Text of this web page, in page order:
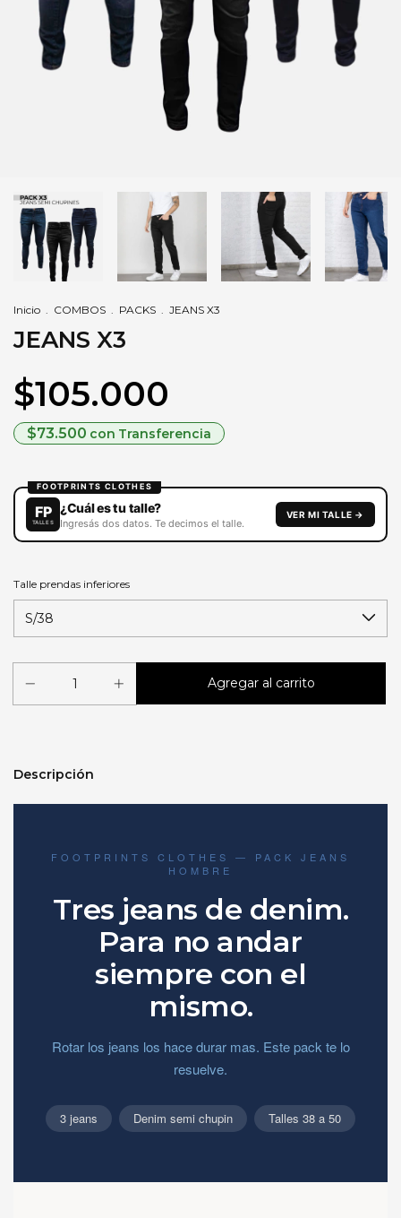
Inicio . COMBOS . PACKS . JEANS X3
JEANS X3
$105.000
$73.500 con Transferencia
Talle prendas inferiores
Descripción
FOOTPRINTS CLOTHES — PACK JEANS
HOMBRE
Tres jeans de denim.
Para no andar
siempre con el
mismo.
Rotar los jeans los hace durar mas. Este pack te lo
resuelve.
3 jeans Denim semi chupin Talles 38 a 50